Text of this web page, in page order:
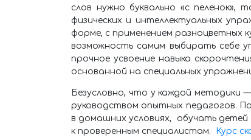
слов нужно буквально «с
физических и интеллектуальных
форме, с применением
возможность самим выбирать себе
прочное усвоение навыка
основанной на специальных
Безусловно, что у каждой методики
руководством опытных педагогов.
в домашних условиях, обучать
к проверенным специалистам.
Курс